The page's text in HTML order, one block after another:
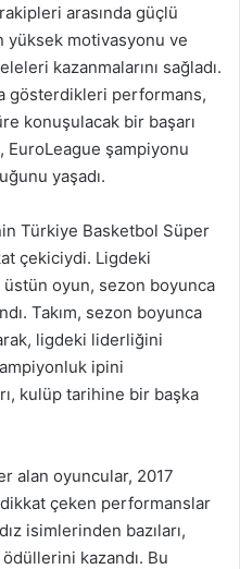
arasında güçlü
yüksek motivasyonu ve
kazanmalarını sağladı.
gösterdikleri performans,
konuşulacak bir başarı
EuroLeague şampiyonu
yaşadı.
Türkiye Basketbol Süper
çekiciydi. Ligdeki
oyun, sezon boyunca
Takım, sezon boyunca
ligdeki liderliğini
ipini
kulüp tarihine bir başka
alan oyuncular, 2017
çeken performanslar
isimlerinden bazıları,
kazandı. Bu